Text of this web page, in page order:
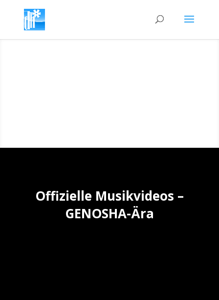
Offizielle Musikvideos –
GENOSHA-Ära